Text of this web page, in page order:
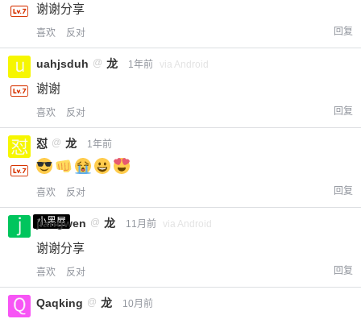
谢谢分享
喜欢 反对 回复
uahjsduh @ 龙 1年前 via Android
谢谢
喜欢 反对 回复
怼 @ 龙 1年前
喜欢 反对 回复
小黑屋
jiangwen @ 龙 11月前 via Android
谢谢分享
喜欢 反对 回复
Qaqking @ 龙 10月前